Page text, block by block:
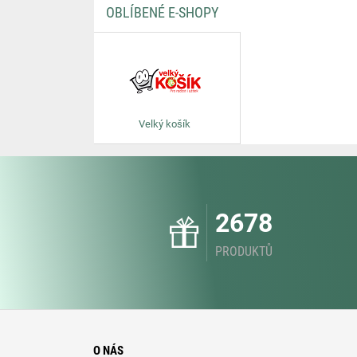
OBLÍBENÉ E-SHOPY
Velký košík
2678
PRODUKTŮ
O NÁS